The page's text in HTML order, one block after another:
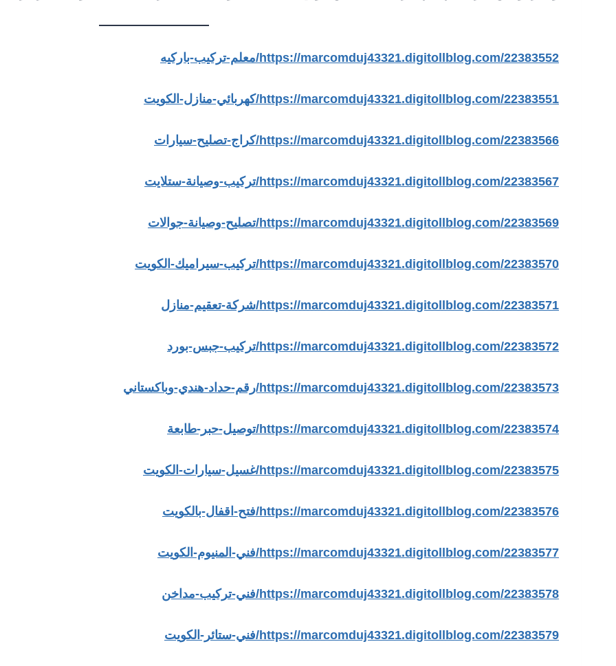
https://marcomduj43321.digitollblog.com/22383552/معلم-تركيب-باركيه
https://marcomduj43321.digitollblog.com/22383551/كهربائي-منازل-الكويت
https://marcomduj43321.digitollblog.com/22383566/كراج-تصليح-سيارات
https://marcomduj43321.digitollblog.com/22383567/تركيب-وصيانة-ستلايت
https://marcomduj43321.digitollblog.com/22383569/تصليح-وصيانة-جوالات
https://marcomduj43321.digitollblog.com/22383570/تركيب-سيراميك-الكويت
https://marcomduj43321.digitollblog.com/22383571/شركة-تعقيم-منازل
https://marcomduj43321.digitollblog.com/22383572/تركيب-جبس-بورد
https://marcomduj43321.digitollblog.com/22383573/رقم-حداد-هندي-وباكستاني
https://marcomduj43321.digitollblog.com/22383574/توصيل-حبر-طابعة
https://marcomduj43321.digitollblog.com/22383575/غسيل-سيارات-الكويت
https://marcomduj43321.digitollblog.com/22383576/فتح-اقفال-بالكويت
https://marcomduj43321.digitollblog.com/22383577/فني-المنيوم-الكويت
https://marcomduj43321.digitollblog.com/22383578/فني-تركيب-مداخن
https://marcomduj43321.digitollblog.com/22383579/فني-ستائر-الكويت